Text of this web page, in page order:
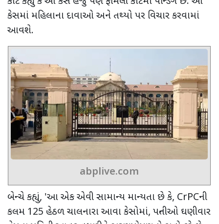
કેસમાં મહિલાના દાવાઓ અને તથ્યો પર વિચાર કરવામાં
આવશે.
abplive.com
બેન્ચે કહ્યું, 'આ એક એવી સામાન્ય માન્યતા છે કે, CrPCની
કલમ 125 હેઠળ ચાલનારા આવા કેસોમાં, પત્નીઓ ઘણીવાર